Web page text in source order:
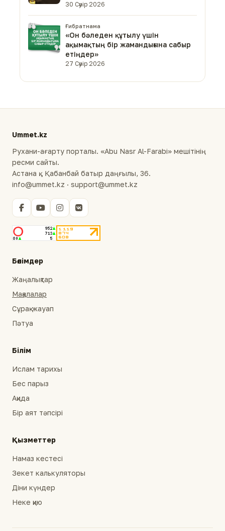
30 Сәуір 2026
Ғибратнама
«Он бәледен құтылу үшін
ақымақтың бір жамандығына сабыр
етіңдер»
27 Сәуір 2026
Ummet.kz
Рухани-ағарту порталы. «Abu Nasr Al-Farabi» мешітінің
ресми сайты.
Астана қ., Қабанбай батыр даңғылы, 36.
info@ummet.kz · support@ummet.kz
Бөлімдер
Жаңалықтар
Мақалалар
Сұрақ-жауап
Пәтуа
Білім
Ислам тарихы
Бес парыз
Ақида
Бір аят тәпсірі
Қызметтер
Намаз кестесі
Зекет калькуляторы
Діни күндер
Неке қию